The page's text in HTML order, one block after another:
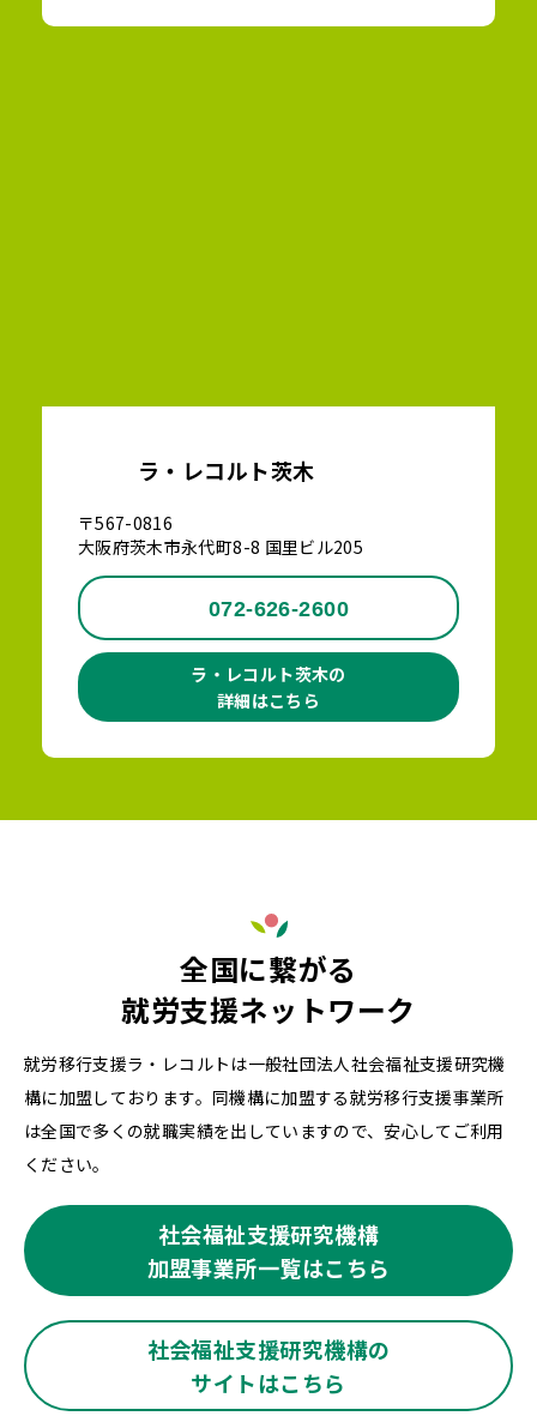
ラ・レコルト茨木
〒567-0816
大阪府茨木市永代町8-8 国里ビル205
072-626-2600
ラ・レコルト茨木の
詳細はこちら
全国に繋がる
就労支援ネットワーク
就労移行支援ラ・レコルトは一般社団法人社会福祉支援研究機
構に加盟しております。同機構に加盟する就労移行支援事業所
は全国で多くの就職実績を出していますので、安心してご利用
ください。
社会福祉支援研究機構
加盟事業所一覧はこちら
社会福祉支援研究機構の
サイトはこちら